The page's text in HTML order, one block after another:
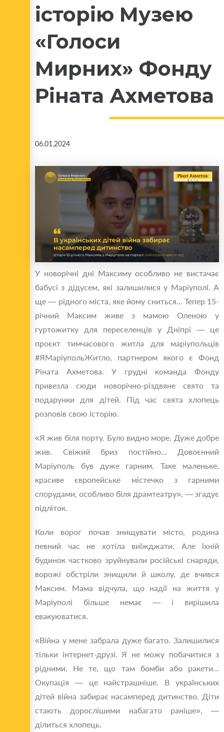
історію Музею
«Голоси
Мирних» Фонду
Ріната Ахметова
06.01.2024
У новорічні дні Максиму особливо не вистачає
бабусі з дідусем, які залишилися у Маріуполі. А
ще — рідного міста, яке йому сниться... Тепер 15-
річний Максим живе з мамою Оленою у
гуртожитку для переселенців у Дніпрі — це
проєкт тимчасового житла для маріупольців
#ЯМаріупольЖитло, партнером якого є Фонд
Ріната Ахметова. У грудні команда Фонду
привезла сюди новорічно-різдвяне свято та
подарунки для дітей. Під час свята хлопець
розповів свою історію.
«Я жив біля порту. Було видно море. Дуже добре
жив. Свіжий бриз постійно... Довоєнний
Маріуполь був дуже гарним. Таке маленьке,
красиве європейське містечко з гарними
спорудами, особливо біля драмтеатру», — згадує
підліток.
Коли ворог почав знищувати місто, родина
певний час не хотіла виїжджати. Але їхній
будинок частково зруйнували російські снаряди,
ворожі обстріли знищили й школу, де вчився
Максим. Мама відчула, що надії на життя у
Маріуполі більше немає — і вирішила
евакуюватися.
«Війна у мене забрала дуже багато. Залишилися
тільки інтернет-друзі. Я не можу побачитися з
рідними. Не те, що там бомби або ракети...
Окупація — це найстрашніше. В українських
дітей війна забирає насамперед дитинство. Діти
стають дорослішими набагато раніше», —
ділиться хлопець.